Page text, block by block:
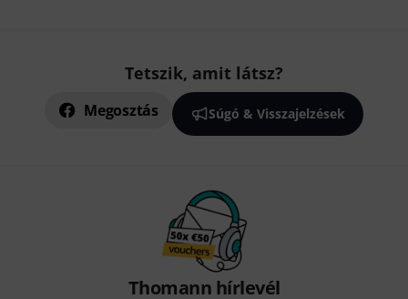
Tetszik, amit látsz?
Megosztás Súgó & Visszajelzések
Thomann hírlevél